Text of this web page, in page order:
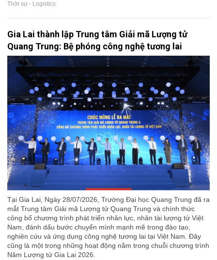
Thời sự - Logistics
Gia Lai thành lập Trung tâm Giải mã Lượng tử
Quang Trung: Bệ phóng công nghệ tương lai
Tại Gia Lai, Ngày 28/07/2026, Trường Đại học Quang Trung đã ra
mắt Trung tâm Giải mã Lượng tử Quang Trung và chính thức
công bố chương trình phát triển nhân lực, nhân tài lượng tử Việt
Nam, đánh dấu bước chuyển mình mạnh mẽ trong đào tạo,
nghiên cứu và ứng dụng công nghệ tương lai tại Việt Nam. Đây
cũng là một trong những hoạt động nằm trong chuỗi chương trình
Năm Lượng tử Gia Lai 2026.